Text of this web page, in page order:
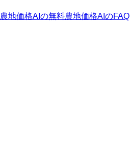
農地価格AIの無料農地価格AIのFAQ